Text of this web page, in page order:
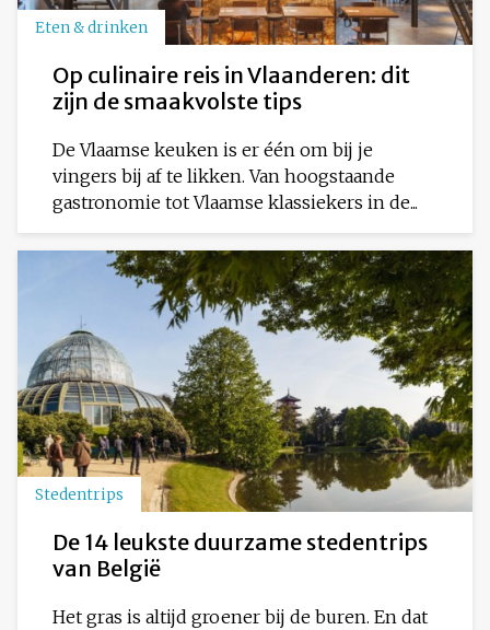
Eten & drinken
Op culinaire reis in Vlaanderen: dit
zijn de smaakvolste tips
De Vlaamse keuken is er één om bij je
vingers bij af te likken. Van hoogstaande
gastronomie tot Vlaamse klassiekers in de...
Stedentrips
De 14 leukste duurzame stedentrips
van België
Het gras is altijd groener bij de buren. En dat